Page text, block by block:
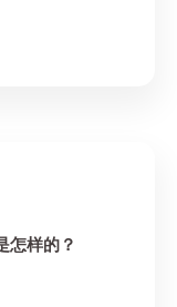
怎样的？